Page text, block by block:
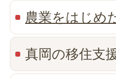
農業をはじめ
真岡の移住支